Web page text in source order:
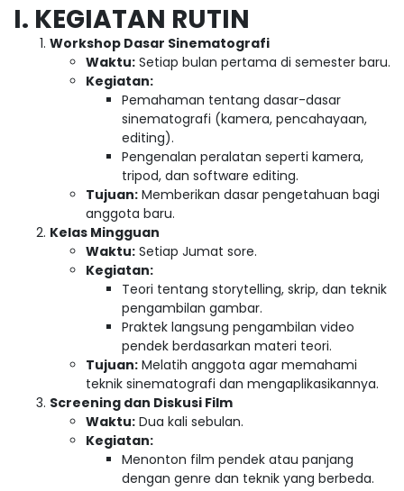
I. KEGIATAN RUTIN
Workshop Dasar Sinematografi
Waktu: Setiap bulan pertama di semester baru.
Kegiatan:
Pemahaman tentang dasar-dasar
sinematografi (kamera, pencahayaan,
editing).
Pengenalan peralatan seperti kamera,
tripod, dan software editing.
Tujuan: Memberikan dasar pengetahuan bagi
anggota baru.
Kelas Mingguan
Waktu: Setiap Jumat sore.
Kegiatan:
Teori tentang storytelling, skrip, dan teknik
pengambilan gambar.
Praktek langsung pengambilan video
pendek berdasarkan materi teori.
Tujuan: Melatih anggota agar memahami
teknik sinematografi dan mengaplikasikannya.
Screening dan Diskusi Film
Waktu: Dua kali sebulan.
Kegiatan:
Menonton film pendek atau panjang
dengan genre dan teknik yang berbeda.